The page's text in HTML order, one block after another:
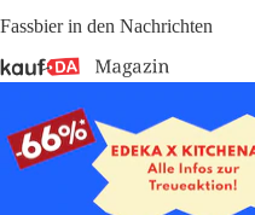
Fassbier in den Nachrichten